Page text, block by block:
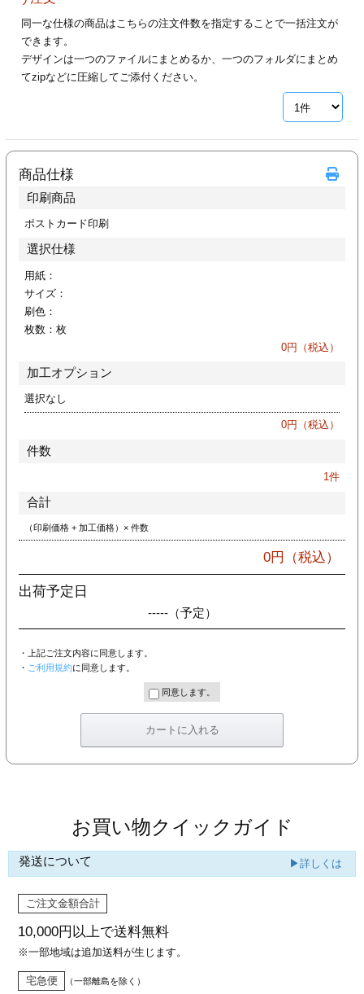
リーブ
ー印刷
同一な仕様の商品はこちらの注文件数を指定することで一括注文が
できます。
デザインは一つのファイルにまとめるか、一つのフォルダにまとめ
てzipなどに圧縮してご添付ください。
商品仕様
印刷商品
ポストカード印刷
選択仕様
用紙：
サイズ：
刷色：
枚数： 枚
0円（税込）
加工オプション
選択なし
0円（税込）
件数
1件
合計
（印刷価格 + 加工価格）× 件数
0円（税込）
出荷予定日
-----（予定）
・上記ご注文内容に同意します。
・ ご利用規約に同意します。
同意します。
お買い物クイックガイド
発送について ▶詳しくは
ご注文金額合計
10,000円以上で送料無料
※一部地域は追加送料が生じます。
宅急便 （一部離島を除く）